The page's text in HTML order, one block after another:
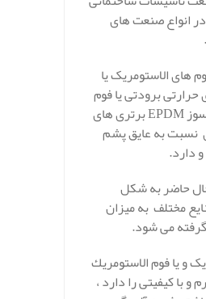
انواع صنعت های
های الاستومریک یا
حرارتی برودتی یا فوم
الاستومریک نسوز EPDM برتری های
نسبت به عایق پشم
دارد.
حاضر به شکل
مختلف به میزان
گرفته می شود.
و یا فوم الاستومريك
با کیفیتی را دارد ،